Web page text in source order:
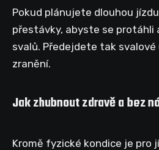
Pokud plánujete dlouhou
přestávky, abyste se protáhli
svalů. Předejdete tak
zranění.
Jak zhubnout zdravě a bez
Kromě fyzické kondice je pro